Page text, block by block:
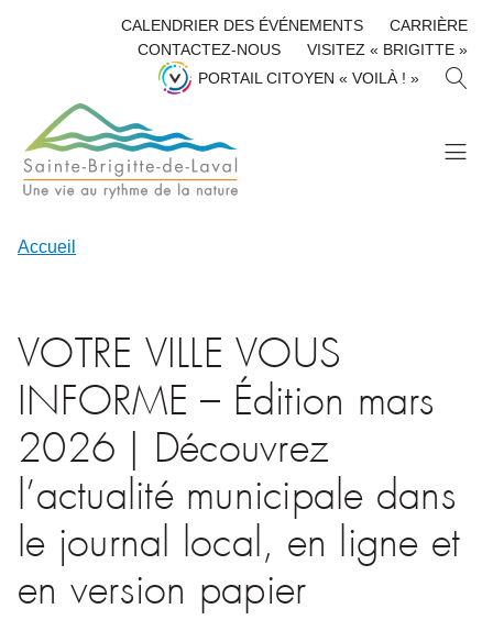
CALENDRIER DES ÉVÉNEMENTS
CARRIÈRE
CONTACTEZ-NOUS
VISITEZ « BRIGITTE »
PORTAIL CITOYEN « VOILÀ ! »
H
Accueil
VOTRE VILLE VOUS
INFORME – Édition mars
2026 | Découvrez
l’actualité municipale dans
le journal local, en ligne et
en version papier